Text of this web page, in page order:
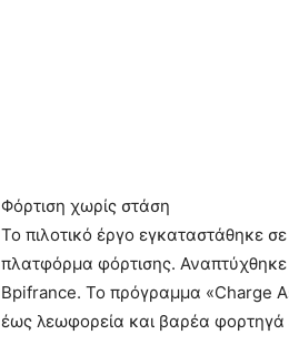
Φόρτιση χωρίς στάση
Το πιλοτικό έργο εγκαταστάθηκε
πλατφόρμα φόρτισης. Αναπτύχθηκε
Bpifrance. Το πρόγραμμα «Charge
έως λεωφορεία και βαρέα φορτηγά